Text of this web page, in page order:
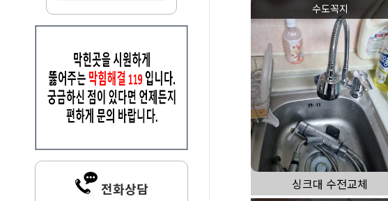
전화상담
수도꼭지
싱크대 수전교체